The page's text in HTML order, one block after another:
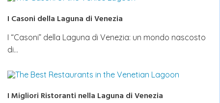
I Casoni della Laguna di Venezia
I “Casoni” della Laguna di Venezia: un mondo nascosto
di…
I Migliori Ristoranti nella Laguna di Venezia